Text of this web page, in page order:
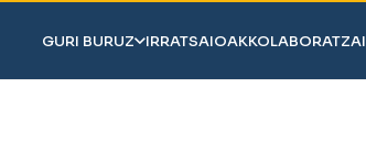
GURI BURUZ IRRATSAIOAK